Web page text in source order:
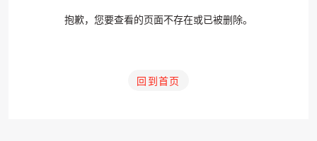
抱歉，您要查看的页面不存在或已被删除。
回到首页